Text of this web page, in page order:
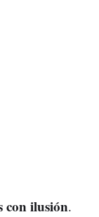
con ilusión.